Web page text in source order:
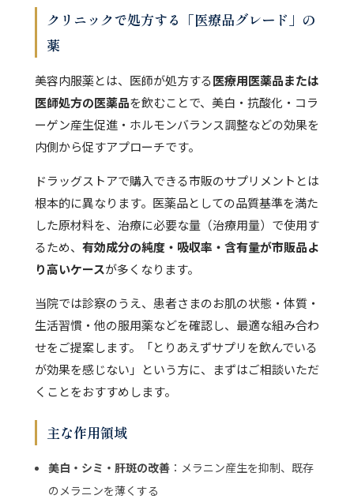
クリニックで処方する「医療品グレード」の
薬
美容内服薬とは、医師が処方する医療用医薬品または
医師処方の医薬品を飲むことで、美白・抗酸化・コラ
ーゲン産生促進・ホルモンバランス調整などの効果を
内側から促すアプローチです。
ドラッグストアで購入できる市販のサプリメントとは
根本的に異なります。医薬品としての品質基準を満た
した原材料を、治療に必要な量（治療用量）で使用す
るため、 有効成分の純度・吸収率・含有量が市販品よ
り高いケースが多くなります。
当院では診察のうえ、患者さまのお肌の状態・体質・
生活習慣・他の服用薬などを確認し、最適な組み合わ
せをご提案します。「とりあえずサプリを飲んでいる
が効果を感じない」という方に、まずはご相談いただ
くことをおすすめします。
主な作用領域
美白・シミ・肝斑の改善：メラニン産生を抑制、既存
のメラニンを薄くする